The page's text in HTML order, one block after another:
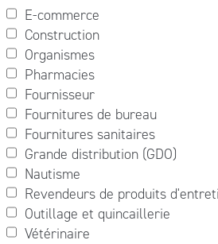
E-commerce
Construction
Organismes
Pharmacies
Fournisseur
Fournitures de bureau
Fournitures sanitaires
Grande distribution (GDO)
Nautisme
Revendeurs de produits
Outillage et quincaillerie
Vétérinaire